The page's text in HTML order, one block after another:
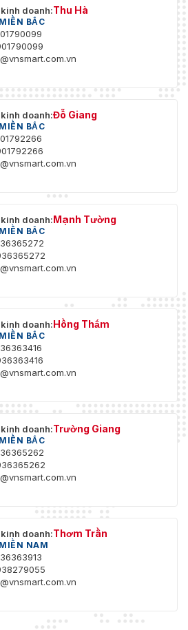
doanh:Thu Hà
BẮC
doanh:Đỗ Giang
BẮC
doanh:Mạnh Tường
BẮC
doanh:Hồng Thắm
BẮC
doanh:Trường Giang
BẮC
doanh:Thơm Trần
NAM